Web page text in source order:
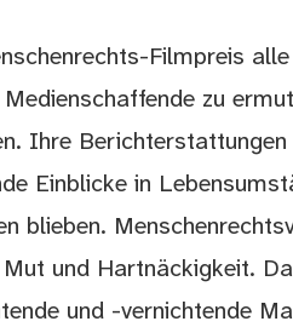
Filmpreis
zu
Ihre Berichterstattungen
Einblicke in
blieben.
und Hartnäckigkeit.
und -vernichtende